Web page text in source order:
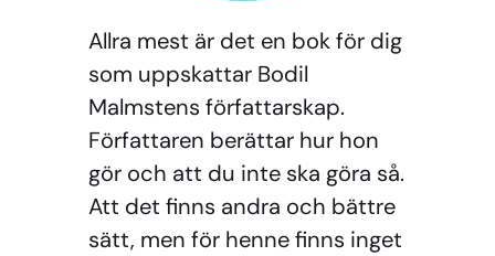
Allra mest är det en bok för dig
som uppskattar Bodil
Malmstens författarskap.
Författaren berättar hur hon
gör och att du inte ska göra så.
Att det finns andra och bättre
sätt, men för henne finns inget